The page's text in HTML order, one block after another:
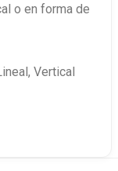
o en forma de
Vertical